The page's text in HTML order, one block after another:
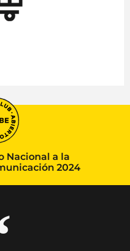
Nacional a la
2024